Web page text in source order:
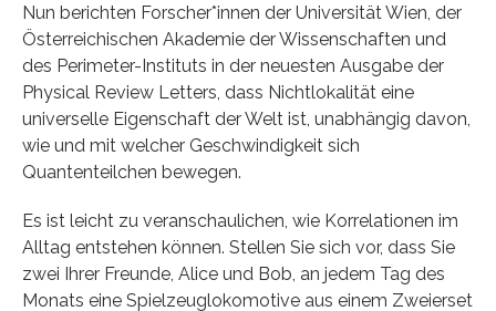
Nun berichten Forscher*innen der Universität Wien, der
Österreichischen Akademie der Wissenschaften und
des Perimeter-Instituts in der neuesten Ausgabe der
Physical Review Letters, dass Nichtlokalität eine
universelle Eigenschaft der Welt ist, unabhängig davon,
wie und mit welcher Geschwindigkeit sich
Quantenteilchen bewegen.
Es ist leicht zu veranschaulichen, wie Korrelationen im
Alltag entstehen können. Stellen Sie sich vor, dass Sie
zwei Ihrer Freunde, Alice und Bob, an jedem Tag des
Monats eine Spielzeuglokomotive aus einem Zweierset